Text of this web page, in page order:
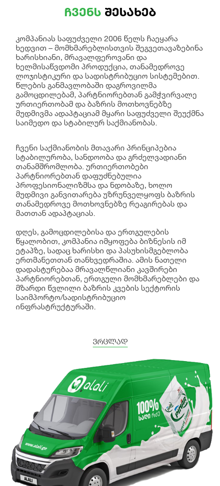
ჩვენს შესახებ
კომპანიას საფუძველი 2006 წელს ჩაეყარა
ხედვით – მომხმარებლისთვის შეგვეთავაზებინა
ხარისხიანი, მრავალფეროვანი და
ხელმისაწვდომი პროდუქცია, თანამედროვე
ლოჯისტიკური და სადისტრიბუციო სისტემებით.
წლების განმავლობაში დაგროვილმა
გამოცდილებამ, პარტნიორებთან გამჭვირვალე
ურთიერთობამ და ბაზრის მოთხოვნებზე
მუდმივმა ადაპტაციამ მყარი საფუძველი შეუქმნა
საიმედო და სტაბილურ საქმიანობას.
ჩვენი საქმიანობის მთავარი პრინციპებია
სტაბილურობა, სანდოობა და გრძელვადიანი
თანამშრომლობა. ურთიერთობები
პარტნიორებთან დაფუძნებულია
პროფესიონალიზმსა და ნდობაზე, ხოლო
მუდმივი განვითარება უზრუნველყოფს ბაზრის
თანამედროვე მოთხოვნებზე რეაგირებას და
მათთან ადაპტაციას.
დღეს, გამოცდილებისა და ერთგულების
წყალობით, კომპანია იმყოფება ბიზნესის იმ
ეტაპზე, სადაც ხარისხი და პასუხისმგებლობა
ერთმანეთთან თანხვედრაშია. ამის ნათელი
დადასტურებაა მრავალწლიანი კავშირები
პარტნიორებთან, ერთგული მომხმარებლები და
მზარდი წვლილი ბაზრის კვების სექტორის
საიმპორტო/სადისტრიბუციო
ინფრასტრუქტურაში.
ვრცლად